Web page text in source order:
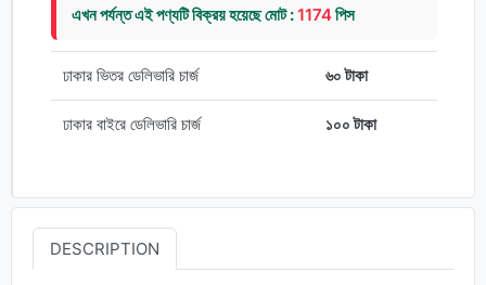
এখন পর্যন্ত এই পণ্যটি বিক্রয় হয়েছে মোট :1174পিস
ঢাকার ভিতর ডেলিভারি চার্জ ৬০ টাকা
ঢাকার বাইরে ডেলিভারি চার্জ ১০০ টাকা
DESCRIPTION